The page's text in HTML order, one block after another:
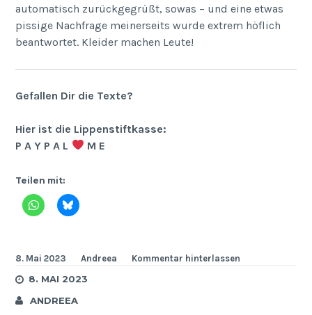
automatisch zurückgegrüßt, sowas – und eine etwas
pissige Nachfrage meinerseits wurde extrem höflich
beantwortet. Kleider machen Leute!
Gefallen Dir die Texte?
Hier ist die Lippenstiftkasse:
P A Y P A L
M E
Teilen mit:
8. Mai 2023 Andreea Kommentar hinterlassen
8. MAI 2023
ANDREEA